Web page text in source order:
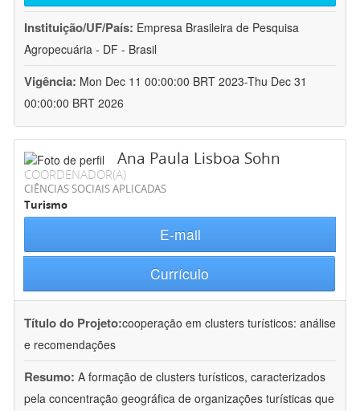
Instituição/UF/País: Empresa Brasileira de Pesquisa
Agropecuária - DF - Brasil
Vigência: Mon Dec 11 00:00:00 BRT 2023-Thu Dec 31
00:00:00 BRT 2026
Ana Paula Lisboa Sohn
COORDENADOR(A)
CIÊNCIAS SOCIAIS APLICADAS
Turismo
E-mail
Currículo
Título do Projeto:cooperação em clusters turísticos: análise
e recomendações
Resumo: A formação de clusters turísticos, caracterizados
pela concentração geográfica de organizações turísticas que